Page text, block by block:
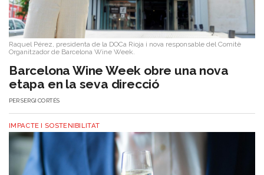
Raquel Pérez, presidenta de la DOCa Rioja i nova responsable del Comitè
Organitzador de Barcelona Wine Week.
Barcelona Wine Week obre una nova
etapa en la seva direcció
PERSERGI CORTÉS
IMPACTE I SOSTENIBILITAT